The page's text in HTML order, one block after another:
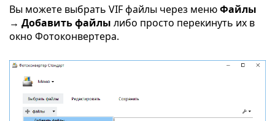
Вы можете выбрать VIF файлы через менюФайлы
→ Добавить файлы либо просто перекинуть их в
окно Фотоконвертера.